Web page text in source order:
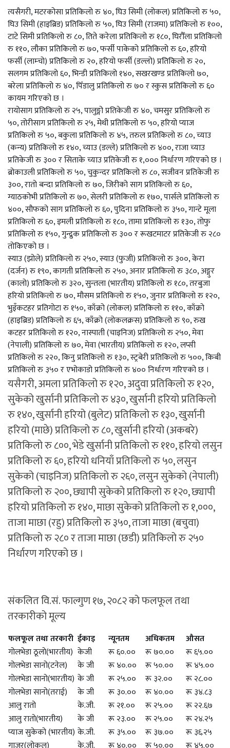
त्यसैगरी, मटरकोसा प्रतिकिलो रु ४०, घिउ सिमी (लोकल) प्रतिकिलो रु ५०,
घिउ सिमी (हाइब्रिड) प्रतिकिलो रु ५०, घिउ सिमी (राजमा) प्रतिकिलो रु १००,
टाटे सिमी प्रतिकिलो रु ८०, तिते करेला प्रतिकिलो रु १८०, घिरौँला प्रतिकिलो
रु ११०, लौका प्रतिकिलो रु ७०, फर्सी पाकेको प्रतिकिलो रु ६०, हरियो
फर्सी (लाम्चो) प्रतिकिलो रु २०, हरियो फर्सी (डल्लो) प्रतिकिलो रु २०,
सलगम प्रतिकिलो ६०, भिन्डी प्रतिकिलो १४०, सखरखण्ड प्रतिकिलो ७०,
बरेला प्रतिकिलो रु ४०, पिँडालु प्रतिकिलो रु ७० र स्कुस प्रतिकिलो रु ६०
कायम गरिएको छ ।
रायोसाग प्रतिकिलो रु २५, पालुङ्गो प्रतिकेजी रु ४०, चमसुर प्रतिकिलो रु
५०, तोरीसाग प्रतिकिलो रु २५, मेथी प्रतिकिलो रु ५०, हरियो प्याज
प्रतिकिलो रु ५०, बकुला प्रतिकिलो रु ४५, तरुल प्रतिकिलो रु ८०, च्याउ
(कन्य) प्रतिकिलो रु १४०, च्याउ (डल्ले) प्रतिकिलो रु ४००, राजा च्याउ
प्रतिकेजी रु ३०० र सिताके च्याउ प्रतिकेजी रु १,००० निर्धारण गरिएको छ ।
ब्रोकाउली प्रतिकिलो रु ५०, चुकुन्दर प्रतिकिलो रु ८०, सजीवन प्रतिकेजी रु
३००, रातो बन्दा प्रतिकिलो रु ७०, जिरीको साग प्रतिकिलो रु ६०,
ग्याठकोभी प्रतिकिलो रु ७०, सेलरी प्रतिकिलो रु १७०, पार्सले प्रतिकिलो रु
४००, सौफको साग प्रतिकिलो रु ६०, पुदिना प्रतिकिलो रु ३५०, गान्टे मूला
प्रतिकिलो रु ६०, इमली प्रतिकिलो रु १८०, तामा प्रतिकिलो रु १३०, तोफु
प्रतिकिलो रु १५०, गुन्द्रुक प्रतिकिलो रु ३०० र रूखटमाटर प्रतिकेजी रु २८०
तोकिएको छ ।
स्याउ (झोले) प्रतिकिलो रु २५०, स्याउ (फुजी) प्रतिकिलो रु ३००, केरा
(दर्जन) रु १९०, कागती प्रतिकिलो रु २५०, अनार प्रतिकिलो रु ३८०, अङ्गुर
(कालो) प्रतिकिलो रु ३२०, सुन्तला (भारतीय) प्रतिकिलो रु १८०, तरबुजा
हरियो प्रतिकिलो रु ७०, मौसम प्रतिकिलो रु १५०, जुनार प्रतिकिलो रु १२०,
भुइँकटहर प्रतिगोटा रु १५०, काँक्रो (लोकल) प्रतिकिलो रु ११०, काँक्रो
(हाइब्रिड) प्रतिकिलो रु ६५, काँक्रो (लोकलक्रस) प्रतिकिलो रु ९०, रुख
कटहर प्रतिकिलो रु १२०, नास्पाती (चाइनिज) प्रतिकिलो रु २५०, मेवा
(नेपाली) प्रतिकिलो रु ७०, मेवा (भारतीय) प्रतिकिलो रु १२०, लप्सी
प्रतिकिलो रु २२०, किनु प्रतिकिलो रु १३०, स्ट्रबेरी प्रतिकिलो रु ५००, किबी
प्रतिकिलो रु ३५० र एभोकाडो प्रतिकिलो रु ४०० निर्धारण गरिएको छ ।
यसैगरी, अमला प्रतिकिलो रु १२०, अदुवा प्रतिकिलो रु १२०,
सुकेको खुर्सानी प्रतिकिलो रु ४३०, खुर्सानी हरियो प्रतिकिलो
रु १४०, खुर्सानी हरियो (बुलेट) प्रतिकिलो रु १३०, खुर्सानी
हरियो (माछे) प्रतिकिलो रु ८०, खुर्सानी हरियो (अकबरे)
प्रतिकिलो रु ८००, भेडे खुर्सानी प्रतिकिलो रु ११०, हरियो लसुन
प्रतिकिलो रु ६०, हरियो धनियाँ प्रतिकिलो रु ५०, लसुन
सुकेको (चाइनिज) प्रतिकिलो रु २६०, लसुन सुकेको (नेपाली)
प्रतिकिलो रु २००, छ्यापी सुकेको प्रतिकिलो रु १२०, छ्यापी
हरियो प्रतिकिलो रु १४०, माछा सुकेको प्रतिकिलो रु १,०००,
ताजा माछा (रहु) प्रतिकिलो रु ३५०, ताजा माछा (बचुवा)
प्रतिकिलो रु २८० र ताजा माछा (छडी) प्रतिकिलो रु २५०
निर्धारण गरिएको छ ।
संकलित वि.सं. फाल्गुण १७, २०८२ को फलफूल तथा
तरकारीको मूल्य
फलफूल तथा तरकारी ईकाइ न्यूनतम अधिकतम
औसत
गोलभेडा ठूलो(भारतीय) केजी रू ६०.०० रू ७०.००
रू ६५.००
गोलभेडा सानो(टनेल)
के जी रू ४०.०० रू ५०.००
रू ४५.००
गोलभेडा सानो(भारतीय) के जी रू २५.०० रू ३२.००
रू २८.००
गोलभेडा सानो(तराई)
के जी रू ३०.०० रू ४०.००
रू ३४.८३
आलु रातो
के.जी. रू २१.०० रू २५.००
रू २२.६७
आलु रातो(भारतीय)
के जी रू २३.०० रू २५.००
रू २४.२५
प्याज सुकेको (भारतीय)के.जी. रू ३५.०० रू ३७.००
रू ३६.२५